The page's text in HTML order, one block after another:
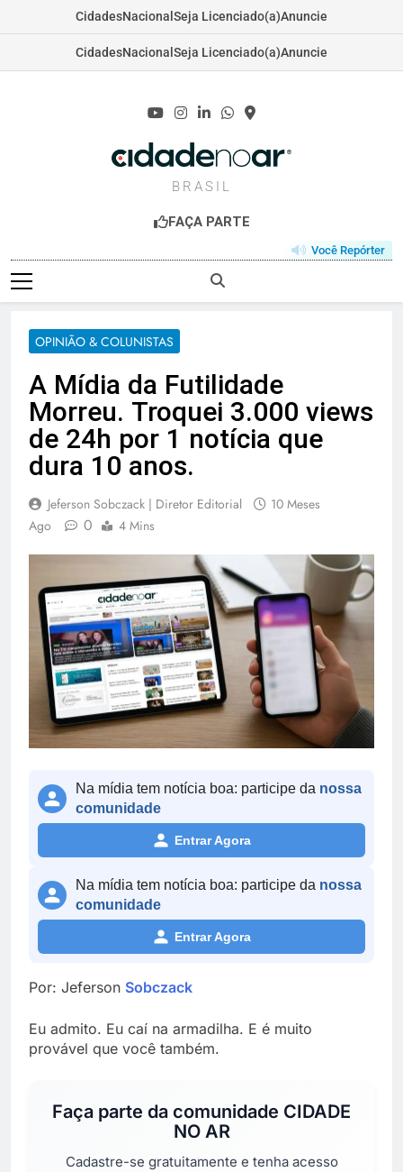
CidadesNacional Seja Licenciado(a)Anuncie
CidadesNacional Seja Licenciado(a)Anuncie
BRASIL
FAÇA PARTE
Você Repórter
OPINIÃO & COLUNISTAS
A Mídia da Futilidade
Morreu. Troquei 3.000 views
de 24h por 1 notícia que
dura 10 anos.
Jeferson Sobczack | Diretor Editorial
10 Meses
Ago
0 4 Mins
Na mídia tem notícia boa: participe da nossa
comunidade
Entrar Agora
Na mídia tem notícia boa: participe da nossa
comunidade
Entrar Agora
Por: Jeferson Sobczack
Eu admito. Eu caí na armadilha. E é muito
provável que você também.
Faça parte da comunidade CIDADE
NO AR
Cadastre-se gratuitamente e tenha acesso